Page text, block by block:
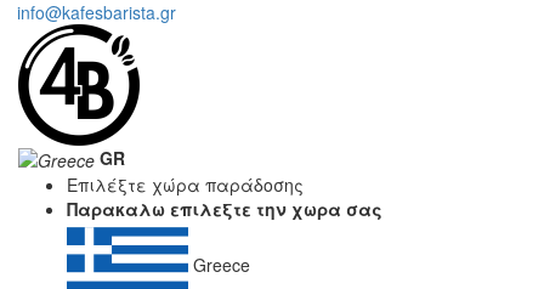
info@kafesbarista.gr
GR
Επιλέξτε χώρα παράδοσης
Παρακαλω επιλεξτε την χωρα σας
Greece